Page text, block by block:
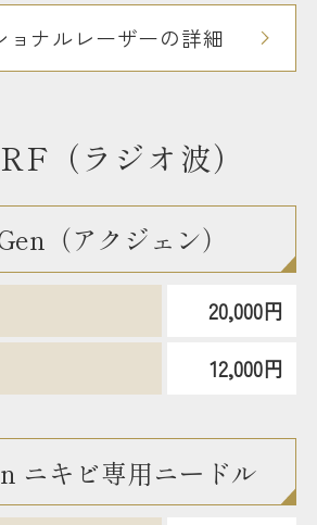
ョナルレーザーの詳細
（ラジオ波）
（アクジェン）
20,000円
12,000円
ニキビ専用ニードル